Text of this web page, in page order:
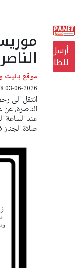
أرسل
للطابعة
موقع بانيت
03-06-2026 08:51:48
انتقل الى
عند الساعة
صلاة الجناز